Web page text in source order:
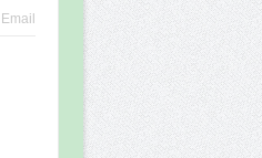
Email